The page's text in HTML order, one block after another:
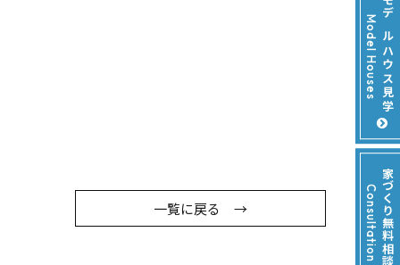
モデルハウス見学
Model Houses
家づくり無料相談会
Consultation
一覧に戻る →